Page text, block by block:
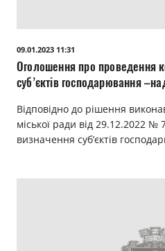
09.01.2023 11:31
Оголошення про проведення конкурсу з визначення
суб’єктів господарювання
транспортних засобів
Відповідно до рішення
міської ради від 29.12.2022 №
визначення суб’єктів